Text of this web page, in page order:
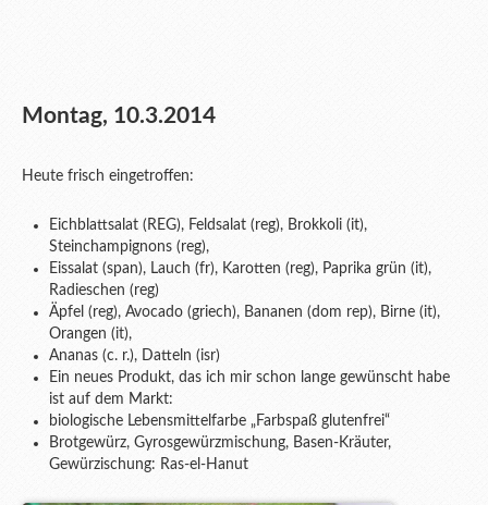
Montag, 10.3.2014
Heute frisch eingetroffen:
Eichblattsalat (REG), Feldsalat (reg), Brokkoli (it),
Steinchampignons (reg),
Eissalat (span), Lauch (fr), Karotten (reg), Paprika grün (it),
Radieschen (reg)
Äpfel (reg), Avocado (griech), Bananen (dom rep), Birne (it),
Orangen (it),
Ananas (c. r.), Datteln (isr)
Ein neues Produkt, das ich mir schon lange gewünscht habe
ist auf dem Markt:
biologische Lebensmittelfarbe „Farbspaß glutenfrei“
Brotgewürz, Gyrosgewürzmischung, Basen-Kräuter,
Gewürzischung: Ras-el-Hanut